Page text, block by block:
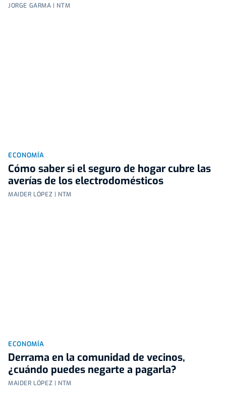
JORGE GARMA | NTM
ECONOMÍA
Cómo saber si el seguro de hogar cubre las
averías de los electrodomésticos
MAIDER LÓPEZ | NTM
ECONOMÍA
Derrama en la comunidad de vecinos,
¿cuándo puedes negarte a pagarla?
MAIDER LÓPEZ | NTM